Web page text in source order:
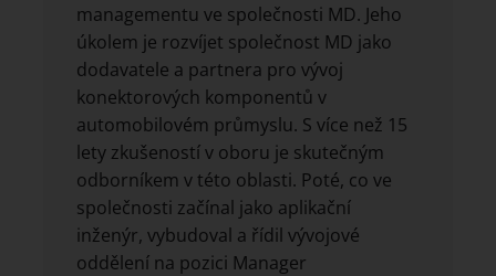
managementu ve společnosti MD. Jeho
úkolem je rozvíjet společnost MD jako
dodavatele a partnera pro vývoj
konektorových komponentů v
automobilovém průmyslu. S více než 15
lety zkušeností v oboru je skutečným
odborníkem v této oblasti. Poté, co ve
společnosti začínal jako aplikační
inženýr, vybudoval a řídil vývojové
oddělení na pozici Manager